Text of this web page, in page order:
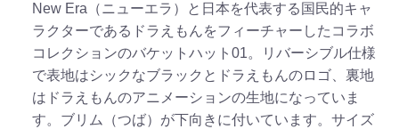
New Era（ニューエラ）と日本を代表する国民的キャ
ラクターであるドラえもんをフィーチャーしたコラボ
コレクションのバケットハット01。リバーシブル仕様
で表地はシックなブラックとドラえもんのロゴ、裏地
はドラえもんのアニメーションの生地になっていま
す。ブリム（つば）が下向きに付いています。サイズ